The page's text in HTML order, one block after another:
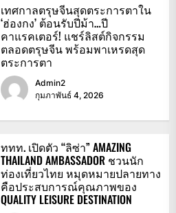
เทศกาลตรุษจีนสุดตระการตาใน
‘ฮ่องกง’ ต้อนรับปีม้า…ปี
คาแรคเตอร์! แชร์ลิสต์กิจกรรม
ตลอดตรุษจีน พร้อมพาเหรดสุด
ตระการตา
Admin2
กุมภาพันธ์ 4, 2026
ททท. เปิดตัว “ลิซ่า” AMAZING
THAILAND AMBASSADOR ชวนนัก
ท่องเที่ยวไทย หมุดหมายปลายทาง
คือประสบการณ์คุณภาพของ
QUALITY LEISURE DESTINATION